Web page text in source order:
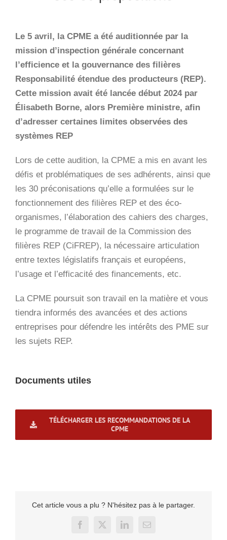
Le 5 avril, la CPME a été auditionnée par la
mission d’inspection générale concernant
l’efficience et la gouvernance des filières
Responsabilité étendue des producteurs (REP).
Cette mission avait été lancée début 2024 par
Élisabeth Borne, alors Première ministre, afin
d’adresser certaines limites observées des
systèmes REP
Lors de cette audition, la CPME a mis en avant les
défis et problématiques de ses adhérents, ainsi que
les 30 préconisations qu’elle a formulées sur le
fonctionnement des filières REP et des éco-
organismes, l’élaboration des cahiers des charges,
le programme de travail de la Commission des
filières REP (CiFREP), la nécessaire articulation
entre textes législatifs français et européens,
l’usage et l’efficacité des financements, etc.
La CPME poursuit son travail en la matière et vous
tiendra informés des avancées et des actions
entreprises pour défendre les intérêts des PME sur
les sujets REP.
Documents utiles
TÉLÉCHARGER LES RECOMMANDATIONS DE LA
CPME
Cet article vous a plu ? N'hésitez pas à le partager.
Facebook
X LinkedInEmail